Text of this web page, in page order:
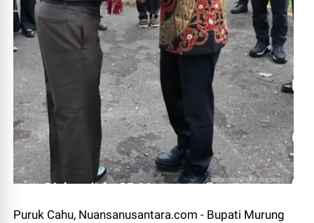
Puruk Cahu, Nuansanusantara.com - Bupati Murung